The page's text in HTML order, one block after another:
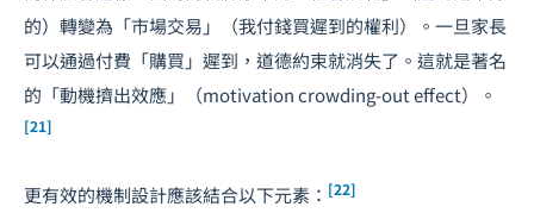
的）轉變為「市場交易」（我付錢買遲到的權利）。一旦家長
可以通過付費「購買」遲到，道德約束就消失了。這就是著名
的「動機擠出效應」（motivation crowding-out effect）。
[21]
更有效的機制設計應該結合以下元素： [22]